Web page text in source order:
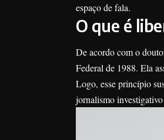
espaço de fala.
O que é
De acordo com o
Federal de 1988. Ela
Logo, esse princípio
jornalismo